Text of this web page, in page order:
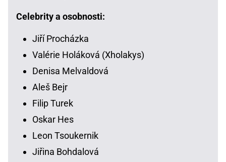
Celebrity a osobnosti:
Jiří Procházka
Valérie Holáková (Xholakys)
Denisa Melvaldová
Aleš Bejr
Filip Turek
Oskar Hes
Leon Tsoukernik
Jiřina Bohdalová